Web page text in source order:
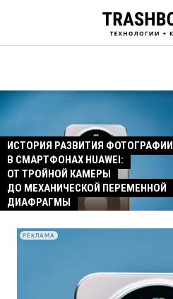
ИСТОРИЯ РАЗВИТИЯ ФОТОГРАФИИ
В СМАРТФОНАХ HUAWEI:
ОТ ТРОЙНОЙ КАМЕРЫ
ДО МЕХАНИЧЕСКОЙ ПЕРЕМЕННОЙ
ДИАФРАГМЫ
РЕКЛАМА